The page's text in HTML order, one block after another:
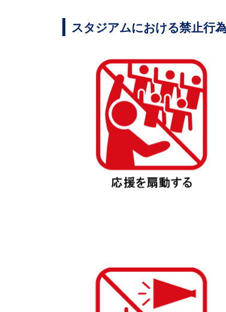
スタジアムにおける禁止行